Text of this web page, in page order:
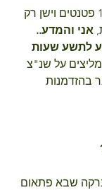
אדיסון רשם מעל ל-1,000 פטנטים וישן רק
אני והמדע..
לתשע שעות
על שנ"צ
בהזדמנות
שבא פתאום